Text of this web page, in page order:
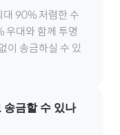
대 90% 저렴한 수
우대와 함께 투명
이 송금하실 수 있
송금할 수 있나